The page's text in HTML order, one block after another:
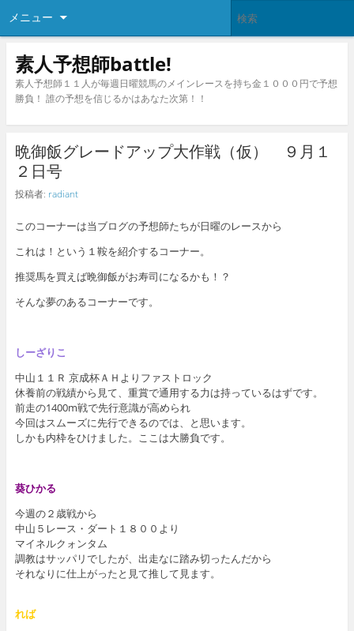
メニュー
素人予想師battle!
素人予想師１１人が毎週日曜競馬のメインレースを持ち金１０００円で予想
勝負！ 誰の予想を信じるかはあなた次第！！
晩御飯グレードアップ大作戦（仮） ９月１
２日号
投稿者: radiant
このコーナーは当ブログの予想師たちが日曜のレースから
これは！という１鞍を紹介するコーナー。
推奨馬を買えば晩御飯がお寿司になるかも！？
そんな夢のあるコーナーです。
しーざりこ
中山１１Ｒ 京成杯ＡＨよりファストロック
休養前の戦績から見て、重賞で通用する力は持っているはずです。
前走の1400m戦で先行意識が高められ
今回はスムーズに先行できるのでは、と思います。
しかも内枠をひけました。ここは大勝負です。
葵ひかる
今週の２歳戦から
中山５レース・ダート１８００より
マイネルクォンタム
調教はサッパリでしたが、出走なに踏み切ったんだから
それなりに仕上がったと見て推して見ます。
れば